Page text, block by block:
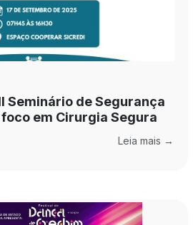
Seminário de Segurança
em Cirurgia Segura
Leia mais →